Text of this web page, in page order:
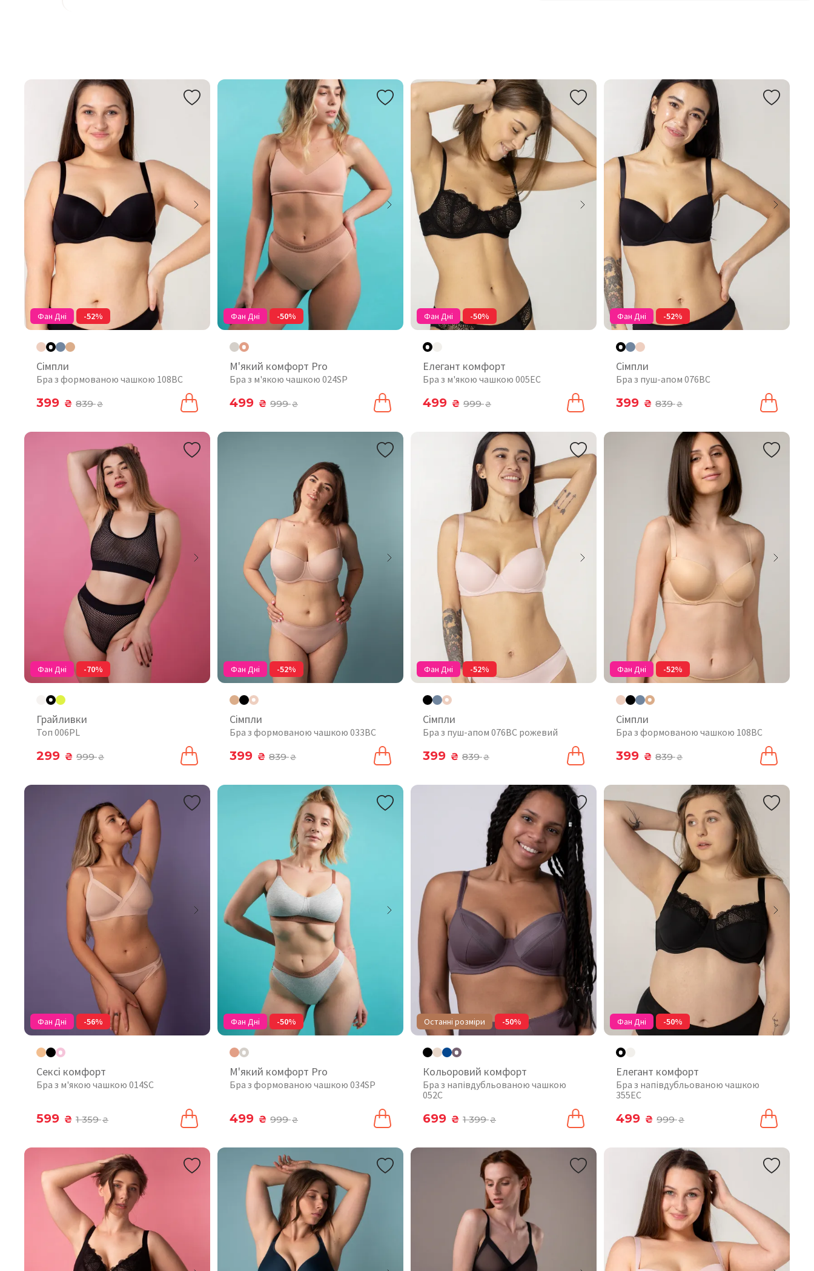
Фан Дні -52%
Сімпли
Бра з формованою чашкою 108BC
399 ₴ 839₴
Фан Дні -50%
М'який комфорт Pro
Бра з м'якою чашкою 024SP
499 ₴ 999₴
Фан Дні -50%
Елегант комфорт
Бра з м'якою чашкою 005EC
499 ₴ 999₴
Фан Дні -52%
Сімпли
Бра з пуш-апом 076BC
399 ₴ 839₴
Фан Дні -70%
Грайливки
Топ 006PL
299 ₴ 999₴
Фан Дні -52%
Сімпли
Бра з формованою чашкою 033BC
399 ₴ 839₴
Фан Дні -52%
Сімпли
Бра з пуш-апом 076BC рожевий
399 ₴ 839₴
Фан Дні -52%
Сімпли
Бра з формованою чашкою 108BC
399 ₴ 839₴
Фан Дні -56%
Сексі комфорт
Бра з м'якою чашкою 014SC
599 ₴ 1 359₴
Фан Дні -50%
М'який комфорт Pro
Бра з формованою чашкою 034SP
499 ₴ 999₴
Останні розміри -50%
Кольоровий комфорт
Бра з напівдубльованою чашкою
052C
699 ₴ 1 399₴
Фан Дні -50%
Елегант комфорт
Бра з напівдубльованою чашкою
355EC
499 ₴ 999₴